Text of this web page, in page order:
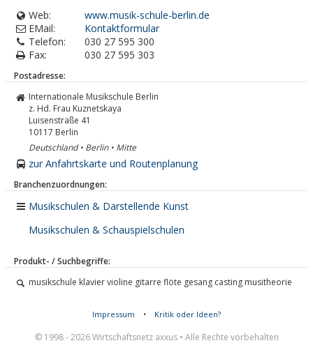
Web:
www.musik-schule-berlin.de
EMail:
Kontaktformular
Telefon:
030 27 595 300
Fax:
030 27 595 303
Postadresse:
Internationale Musikschule Berlin
z. Hd. Frau Kuznetskaya
Luisenstraße 41
10117 Berlin
Deutschland • Berlin • Mitte
zur Anfahrtskarte und Routenplanung
Branchenzuordnungen:
Musikschulen & Darstellende Kunst
Musikschulen & Schauspielschulen
Produkt- / Suchbegriffe:
musikschule klavier violine gitarre flöte gesang casting musitheorie
Impressum • Kritik oder Ideen?
© 1998 - 2026 Wirtschaftsnetz axxus • Alle Rechte vorbehalten